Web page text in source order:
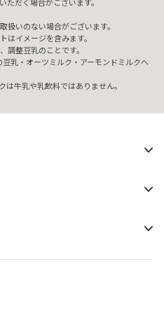
扱いのない場合がございます。
はイメージを含みます。
調整豆乳のことです。
乳・オーツミルク・アーモンドミルクへ
は牛乳や乳飲料ではありません。